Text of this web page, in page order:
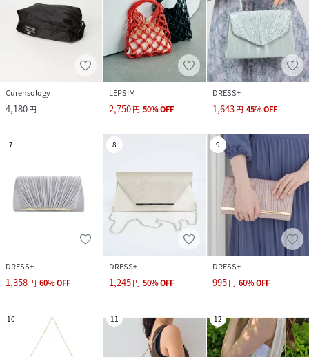
Curensology
4,180円
LEPSIM
2,750円 50%OFF
DRESS+
1,643円 45%OFF
7
DRESS+
1,358円 60%OFF
8
DRESS+
1,245円 50%OFF
9
DRESS+
995円 60%OFF
10 11 12